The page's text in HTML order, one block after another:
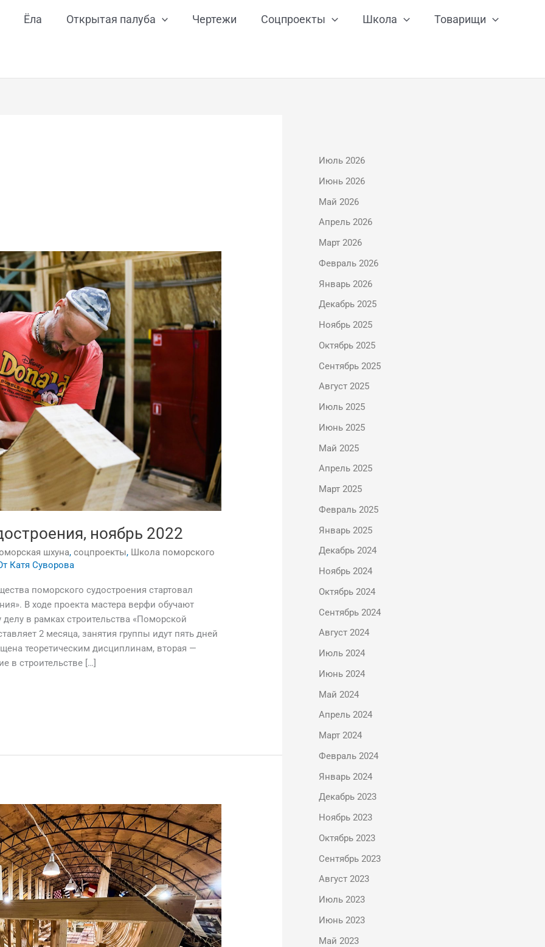
Ёла Открытая палуба Чертежи Соцпроекты Школа Товарищи
ноябрь 2022
шхуна,соцпроекты, Школа поморского
Катя Суворова
поморского судостроения стартовал
В ходе проекта мастера верфи обучают
в рамках строительства «Поморской
2 месяца, занятия группы идут пять дней
теоретическим дисциплинам, вторая —
в строительстве […]
Июль 2026
Июнь 2026
Май 2026
Апрель 2026
Март 2026
Февраль 2026
Январь 2026
Декабрь 2025
Ноябрь 2025
Октябрь 2025
Сентябрь 2025
Август 2025
Июль 2025
Июнь 2025
Май 2025
Апрель 2025
Март 2025
Февраль 2025
Январь 2025
Декабрь 2024
Ноябрь 2024
Октябрь 2024
Сентябрь 2024
Август 2024
Июль 2024
Июнь 2024
Май 2024
Апрель 2024
Март 2024
Февраль 2024
Январь 2024
Декабрь 2023
Ноябрь 2023
Октябрь 2023
Сентябрь 2023
Август 2023
Июль 2023
Июнь 2023
Май 2023